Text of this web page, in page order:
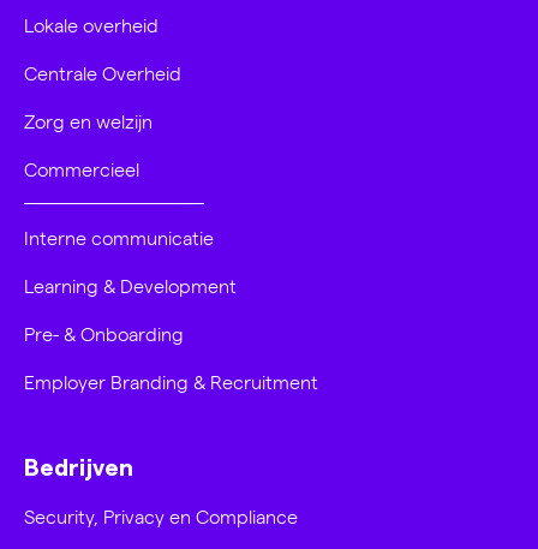
Lokale overheid
Centrale Overheid
Zorg en welzijn
Commercieel
Interne communicatie
Learning & Development
Pre- & Onboarding
Employer Branding & Recruitment
Bedrijven
Security, Privacy en Compliance